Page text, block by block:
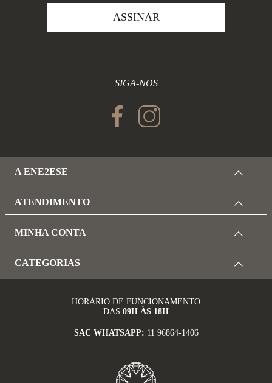
ASSINAR
SIGA-NOS
A ENE2ESE
ATENDIMENTO
MINHA CONTA
CATEGORIAS
HORÁRIO DE FUNCIONAMENTO
DAS 09H ÀS 18H
SAC WHATSAPP: 11 96864-1406